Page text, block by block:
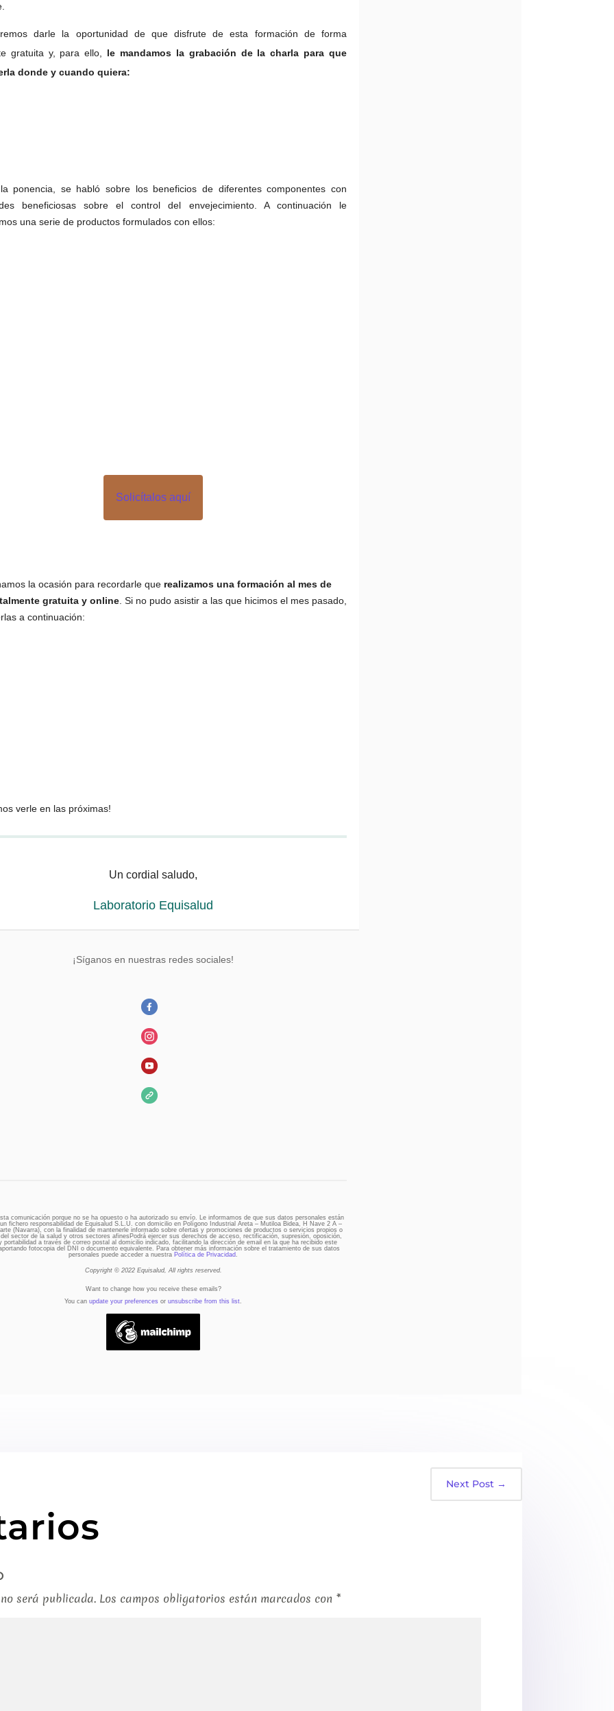
darle la oportunidad de que disfrute de esta formación de forma
gratuita y, para ello, le mandamos la grabación de la charla para que
donde y cuando quiera:
ponencia, se habló sobre los beneficios de diferentes componentes con
beneficiosas sobre el control del envejecimiento. A continuación le
una serie de productos formulados con ellos:
Solicítalos aquí
la ocasión para recordarle que realizamos una formación al mes de
gratuita y online. Si no pudo asistir a las que hicimos el mes pasado,
a continuación:
verle en las próximas!
Un cordial saludo,
Laboratorio Equisalud
¡Síganos en nuestras redes sociales!
comunicación porque no se ha opuesto o ha autorizado su envío. Le informamos de que sus datos personales están
fichero responsabilidad de Equisalud S.L.U. con domicilio en Polígono Industrial Areta – Mutiloa Bidea, H Nave 2 A –
(Navarra), con la finalidad de mantenerle informado sobre ofertas y promociones de productos o servicios propios o
sector de la salud y otros sectores afinesPodrá ejercer sus derechos de acceso, rectificación, supresión, oposición,
portabilidad a través de correo postal al domicilio indicado, facilitando la dirección de email en la que ha recibido este
fotocopia del DNI o documento equivalente. Para obtener más información sobre el tratamiento de sus datos
personales puede acceder a nuestra Política de Privacidad.
Copyright © 2022 Equisalud, All rights reserved.
Want to change how you receive these emails?
You canupdate your preferences orunsubscribe from this list.
Next Post →
será publicada. Los campos obligatorios están marcados con *